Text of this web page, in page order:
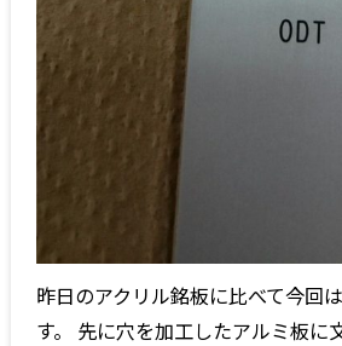
昨日のアクリル銘板に比べて今回
す。 先に穴を加工したアルミ板に